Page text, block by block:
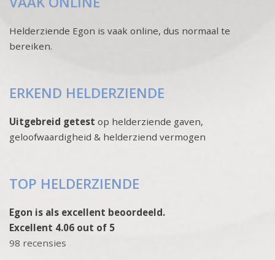
Helderziende Egon is vaak online, dus normaal te
bereiken.
ERKEND HELDERZIENDE
Uitgebreid getest op helderziende gaven,
geloofwaardigheid & helderziend vermogen
TOP HELDERZIENDE
Egon is als excellent beoordeeld.
Excellent 4.06 out of 5
98 recensies